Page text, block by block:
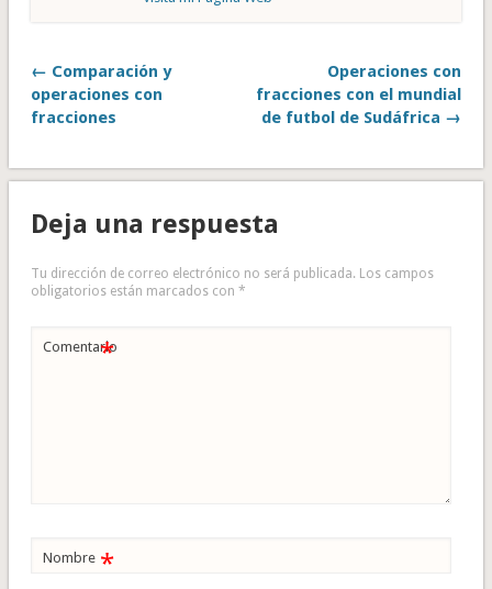
← Comparación y
operaciones con
fracciones
Operaciones con
fracciones con el mundial
de futbol de Sudáfrica →
Deja una respuesta
Tu dirección de correo electrónico no será publicada. Los campos
obligatorios están marcados con *
Comentario
*
Nombre *